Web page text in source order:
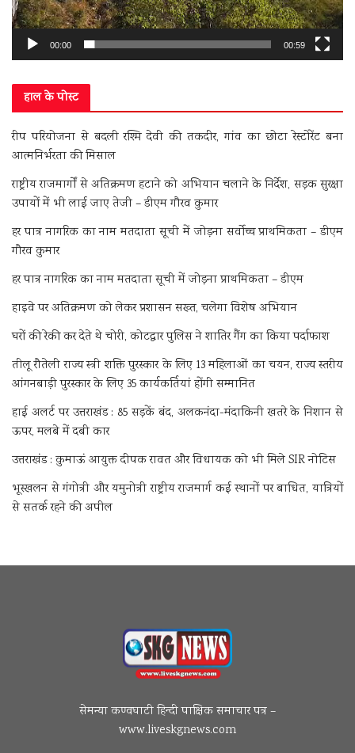
00:00 00:59
हाल के पोस्ट
रीप परियोजना से बदली रश्मि देवी की तकदीर, गांव का छोटा रेस्टोरेंट बना
आत्मनिर्भरता की मिसाल
राष्ट्रीय राजमार्गों से अतिक्रमण हटाने को अभियान चलाने के निर्देश, सड़क सुरक्षा
उपायों में भी लाई जाए तेजी – डीएम गौरव कुमार
हर पात्र नागरिक का नाम मतदाता सूची में जोड़ना सर्वोच्च प्राथमिकता – डीएम
गौरव कुमार
हर पात्र नागरिक का नाम मतदाता सूची में जोड़ना प्राथमिकता – डीएम
हाइवे पर अतिक्रमण को लेकर प्रशासन सख्त, चलेगा विशेष अभियान
घरों की रेकी कर देते थे चोरी, कोटद्वार पुलिस ने शातिर गैंग का किया पर्दाफाश
तीलू रौतेली राज्य स्त्री शक्ति पुरस्कार के लिए 13 महिलाओं का चयन, राज्य स्तरीय
आंगनबाड़ी पुरस्कार के लिए 35 कार्यकर्तियां होंगी सम्मानित
हाई अलर्ट पर उत्तराखंड : 85 सड़कें बंद, अलकनंदा-मंदाकिनी खतरे के निशान से
ऊपर, मलबे में दबी कार
उत्तराखंड : कुमाऊं आयुक्त दीपक रावत और विधायक को भी मिले SIR नोटिस
भूस्खलन से गंगोत्री और यमुनोत्री राष्ट्रीय राजमार्ग कई स्थानों पर बाधित, यात्रियों
से सतर्क रहने की अपील
सेमन्या कण्वघाटी हिन्दी पाक्षिक समाचार पत्र –
www.liveskgnews.com